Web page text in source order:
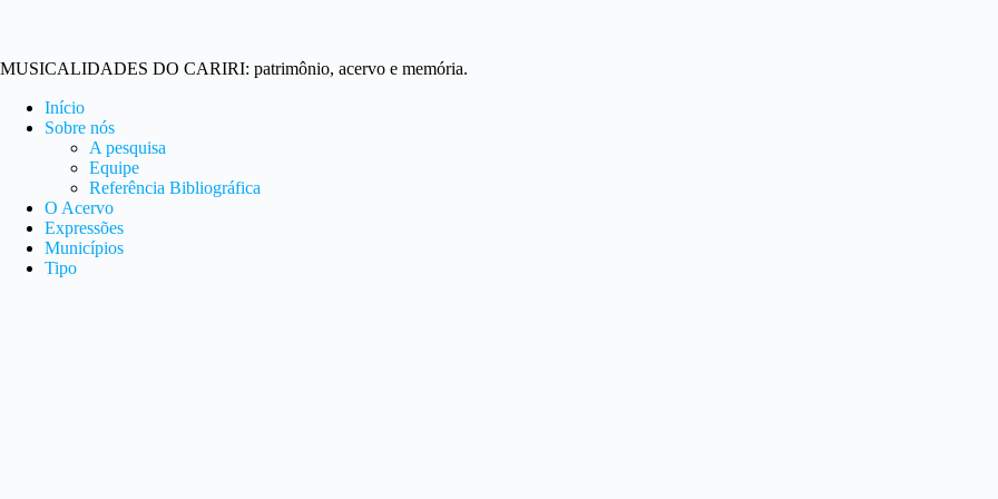
MUSICALIDADES DO CARIRI: patrimônio, acervo e memória.
Início
Sobre nós
A pesquisa
Equipe
Referência Bibliográfica
O Acervo
Expressões
Municípios
Tipo